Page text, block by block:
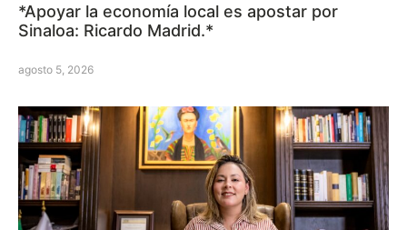
*Apoyar la economía local es apostar por
Sinaloa: Ricardo Madrid.*
agosto 5, 2026